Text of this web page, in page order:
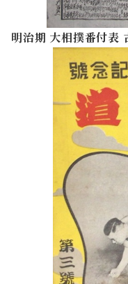
明治期 大相撲番付表